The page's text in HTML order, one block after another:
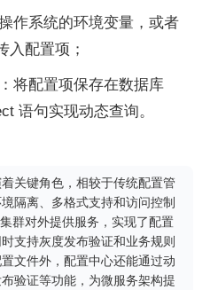
作系统的环境变量，或者
入配置项；
将配置项保存在数据库
语句实现动态查询。
关键角色，相较于传统配置管
隔离、多格式支持和访问控制
群对外提供服务，实现了配置
支持灰度发布验证和业务规则
文件外，配置中心还能通过动
验证等功能，为微服务架构提